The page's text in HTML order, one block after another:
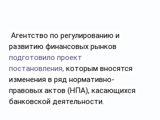
Агентство по регулированию и
развитию финансовых рынков
подготовило проект
постановления, которым вносятся
изменения в ряд нормативно-
правовых актов (НПА), касающихся
банковской деятельности.